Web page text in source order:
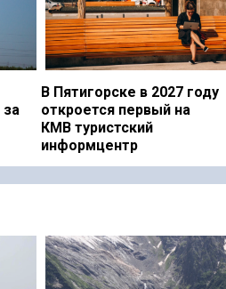
В Пятигорске в 2027 году
откроется первый на
КМВ туристский
информцентр